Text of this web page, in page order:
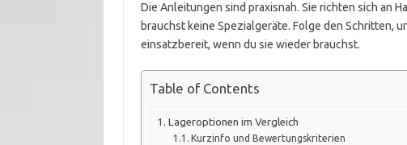
Die Anleitungen sind praxisnah. Sie richten sich an
brauchst keine Spezialgeräte. Folge den Schritten,
einsatzbereit, wenn du sie wieder brauchst.
Table of Contents
Lageroptionen im Vergleich
Kurzinfo und Bewertungskriterien